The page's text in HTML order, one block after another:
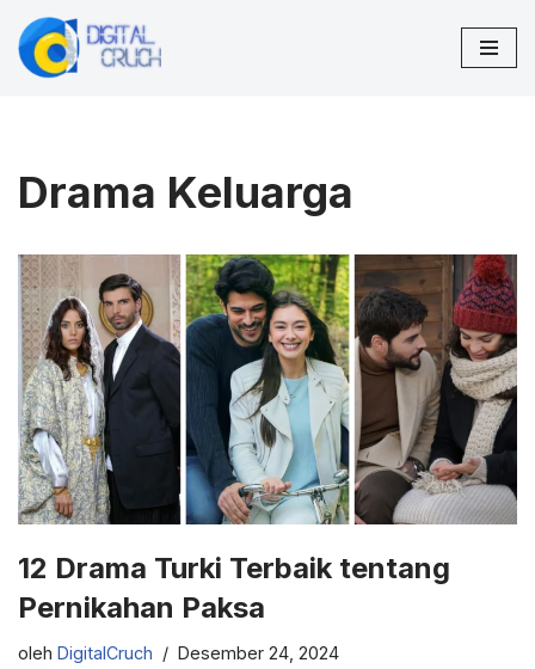
Lompat
Drama Keluarga
12 Drama Turki Terbaik tentang
Pernikahan Paksa
oleh DigitalCruch Desember 24, 2024